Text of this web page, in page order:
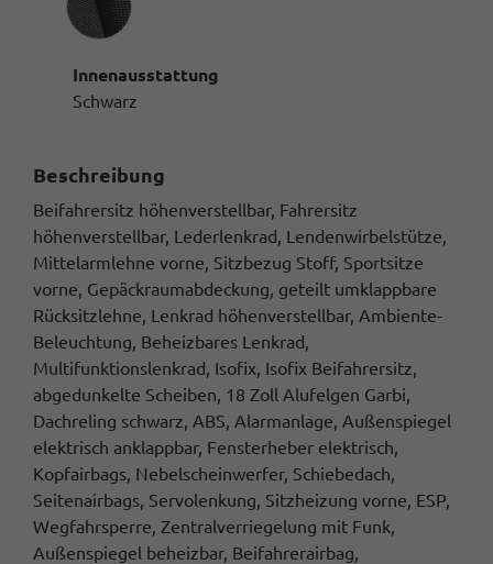
Innenausstattung
Schwarz
Beschreibung
Beifahrersitz höhenverstellbar, Fahrersitz
höhenverstellbar, Lederlenkrad, Lendenwirbelstütze,
Mittelarmlehne vorne, Sitzbezug Stoff, Sportsitze
vorne, Gepäckraumabdeckung, geteilt umklappbare
Rücksitzlehne, Lenkrad höhenverstellbar, Ambiente-
Beleuchtung, Beheizbares Lenkrad,
Multifunktionslenkrad, Isofix, Isofix Beifahrersitz,
abgedunkelte Scheiben, 18 Zoll Alufelgen Garbi,
Dachreling schwarz, ABS, Alarmanlage, Außenspiegel
elektrisch anklappbar, Fensterheber elektrisch,
Kopfairbags, Nebelscheinwerfer, Schiebedach,
Seitenairbags, Servolenkung, Sitzheizung vorne, ESP,
Wegfahrsperre, Zentralverriegelung mit Funk,
Außenspiegel beheizbar, Beifahrerairbag,